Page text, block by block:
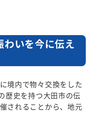
いを今に伝え
境内で物々交換をした
歴史を持つ大田市の伝
されることから、地元